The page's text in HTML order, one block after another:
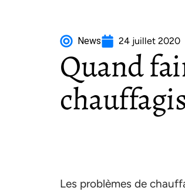
News 24 juillet 2020
Quand
Les problèmes de